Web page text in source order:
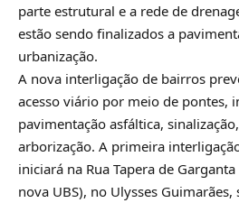
parte estrutural e a rede de
estão sendo finalizados a
urbanização.
A nova interligação de bairros
acesso viário por meio de pontes,
pavimentação asfáltica,
arborização. A primeira
iniciará na Rua Tapera de
nova UBS), no Ulysses Guimarães,